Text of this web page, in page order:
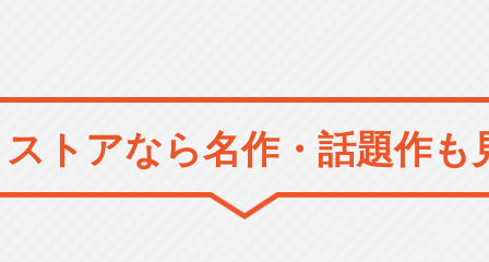
トアなら名作・話題作も